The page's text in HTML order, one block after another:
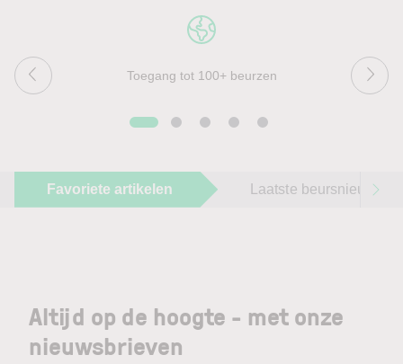
Toegang tot 100+ beurzen
Favoriete artikelen Laatste beursnieuws
Altijd op de hoogte - met onze
nieuwsbrieven